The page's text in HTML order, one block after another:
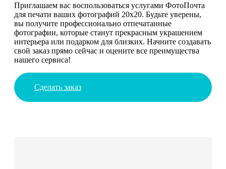
Приглашаем вас воспользоваться услугами ФотоПочта
для печати ваших фотографий 20х20. Будьте уверены,
вы получите профессионально отпечатанные
фотографии, которые станут прекрасным украшением
интерьера или подарком для близких. Начните создавать
свой заказ прямо сейчас и оцените все преимущества
нашего сервиса!
Сделать заказ